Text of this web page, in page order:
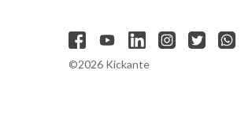
©2026 Kickante